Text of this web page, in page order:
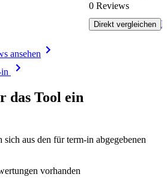
ansehen
0 Reviews
Direkt vergleichen
das Tool ein
sich aus den für term-in abgegebenen
vorhanden